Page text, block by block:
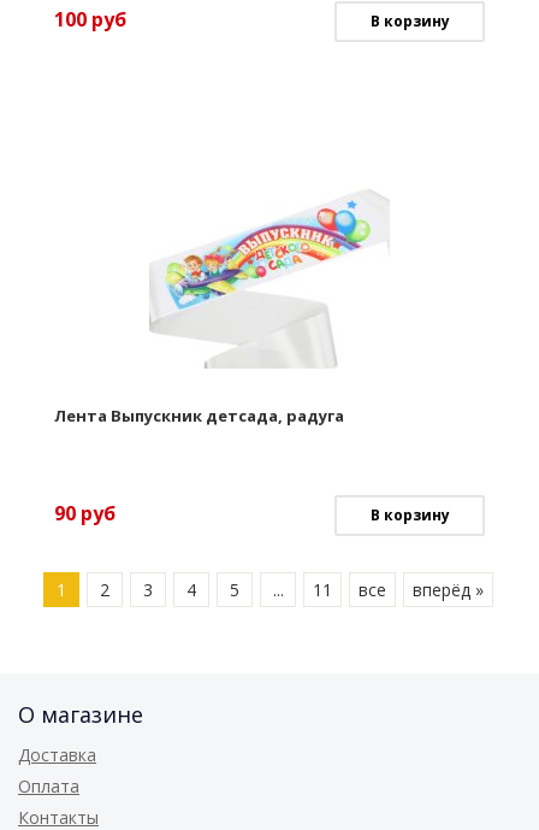
100 руб В корзину
Лента Выпускник детсада, радуга
90 руб В корзину
1 2 3 4 5 ... 11 все вперёд »
О магазине
Доставка
Оплата
Контакты